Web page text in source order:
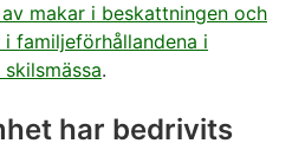
makar i beskattningen och
familjeförhållandena i
.
har bedrivits